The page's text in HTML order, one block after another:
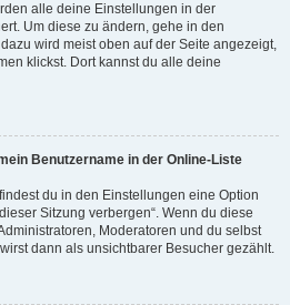
alle deine Einstellungen in der
Um diese zu ändern, gehe in den
wird meist oben auf der Seite angezeigt,
klickst. Dort kannst du alle deine
Benutzername in der Online-Liste
du in den Einstellungen eine Option
Sitzung verbergen“. Wenn du diese
Moderatoren und du selbst
dann als unsichtbarer Besucher gezählt.